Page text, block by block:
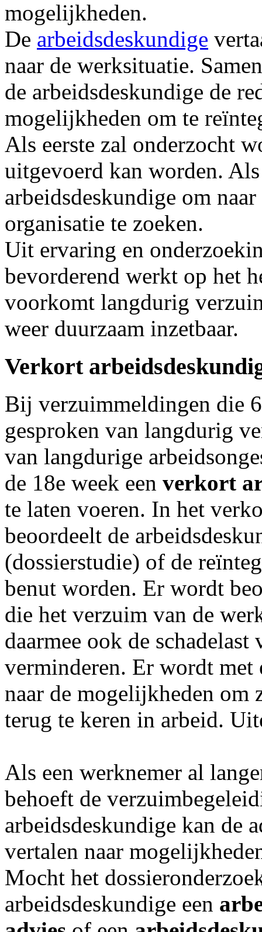
mogelijkheden.
De arbeidsdeskundige
naar de werksituatie.
de arbeidsdeskundige de
mogelijkheden om te
Als eerste zal onderzocht
uitgevoerd kan worden.
arbeidsdeskundige om
organisatie te zoeken.
Uit ervaring en
bevorderend werkt op het
voorkomt langdurig
weer duurzaam inzetbaar.
Verkort
Bij verzuimmeldingen die
gesproken van langdurig
van langdurige
de 18e week een verkort
te laten voeren. In het
beoordeelt de
(dossierstudie) of de
benut worden. Er wordt
die het verzuim van de
daarmee ook de
verminderen. Er wordt met
naar de mogelijkheden
terug te keren in arbeid.
Als een werknemer al
behoeft de
arbeidsdeskundige kan de
vertalen naar
Mocht het
arbeidsdeskundige een